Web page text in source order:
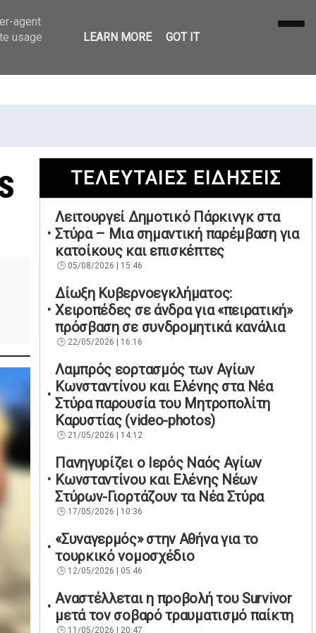
ΤΕΛΕΥΤΑΙΕΣ ΕΙΔΗΣΕΙΣ
Λειτουργεί Δημοτικό Πάρκινγκ στα
Στύρα – Μια σημαντική παρέμβαση για
κατοίκους και επισκέπτες
05/08/2026 | 15:46
Δίωξη Κυβερνοεγκλήματος:
Χειροπέδες σε άνδρα για «πειρατική»
πρόσβαση σε συνδρομητικά κανάλια
22/05/2026 | 16:16
Λαμπρός εορτασμός των Αγίων
Κωνσταντίνου και Ελένης στα Νέα
Στύρα παρουσία του Μητροπολίτη
Καρυστίας (video-photos)
21/05/2026 | 14:12
Πανηγυρίζει ο Ιερός Ναός Αγίων
Κωνσταντίνου και Ελένης Νέων
Στύρων-Γιορτάζουν τα Νέα Στύρα
17/05/2026 | 10:36
«Συναγερμός» στην Αθήνα για το
τουρκικό νομοσχέδιο
12/05/2026 | 05:46
Αναστέλλεται η προβολή του Survivor
μετά τον σοβαρό τραυματισμό παίκτη
11/05/2026 | 20:47
agent
usage
LEARN MORE GOT IT